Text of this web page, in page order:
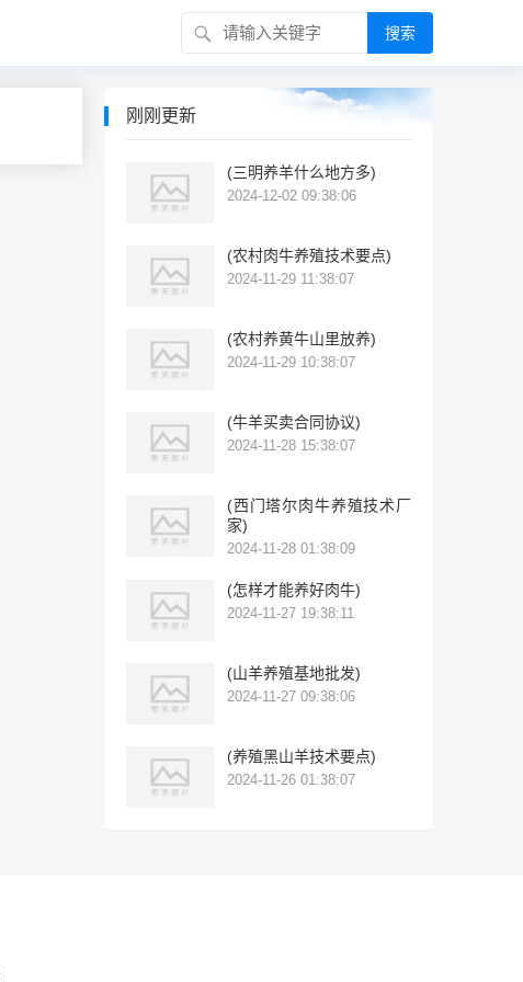
搜索
刚刚更新
(三明养羊什么地方多)
2024-12-02 09:38:06
(农村肉牛养殖技术要点)
2024-11-29 11:38:07
(农村养黄牛山里放养)
2024-11-29 10:38:07
(牛羊买卖合同协议)
2024-11-28 15:38:07
(西门塔尔肉牛养殖技术厂
家)
2024-11-28 01:38:09
(怎样才能养好肉牛)
2024-11-27 19:38:11
(山羊养殖基地批发)
2024-11-27 09:38:06
(养殖黑山羊技术要点)
2024-11-26 01:38:07